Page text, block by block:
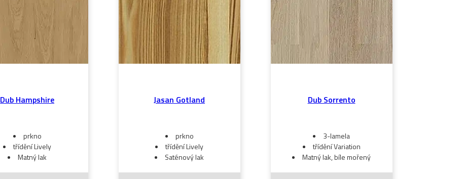
Dub Hampshire
prkno
třídění Lively
Matný lak
Jasan Gotland
prkno
třídění Lively
Saténový lak
Dub Sorrento
3-lamela
třídění Variation
Matný lak, bíle mořený